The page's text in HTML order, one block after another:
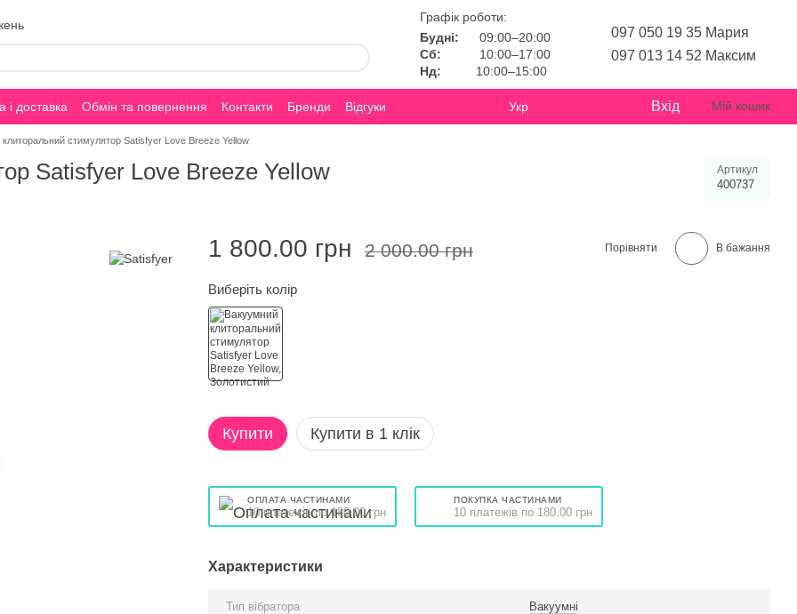
Графік роботи:
Будні:
09:00–20:00
Сб:
10:00–17:00
Нд:
10:00–15:00
097 050 19 35 Мария
097 013 14 52 Максим
і доставка Обмін та повернення Контакти Бренди
Відгуки
Укр Вхід Мій кошик
стимулятор Satisfyer Love Breeze Yellow
Satisfyer Love Breeze Yellow Артикул
400737
1 800.00 грн 2 000.00 грн Порівняти В бажання
Виберіть колір
Купити Купити в 1 клік
ОПЛАТА ЧАСТИНАМИ
10 платежів по 180.00 грн
ПОКУПКА ЧАСТИНАМИ
10 платежів по 180.00 грн
Характеристики
Тип вібратора Вакуумні